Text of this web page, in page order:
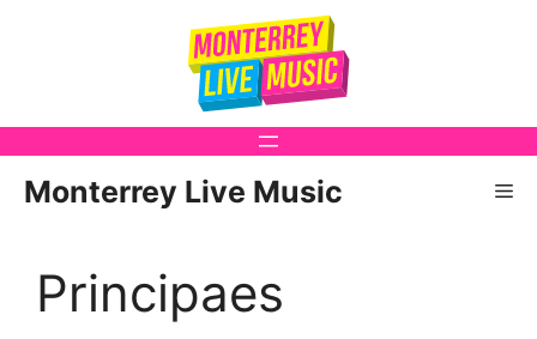
Monterrey Live Music
Principaes